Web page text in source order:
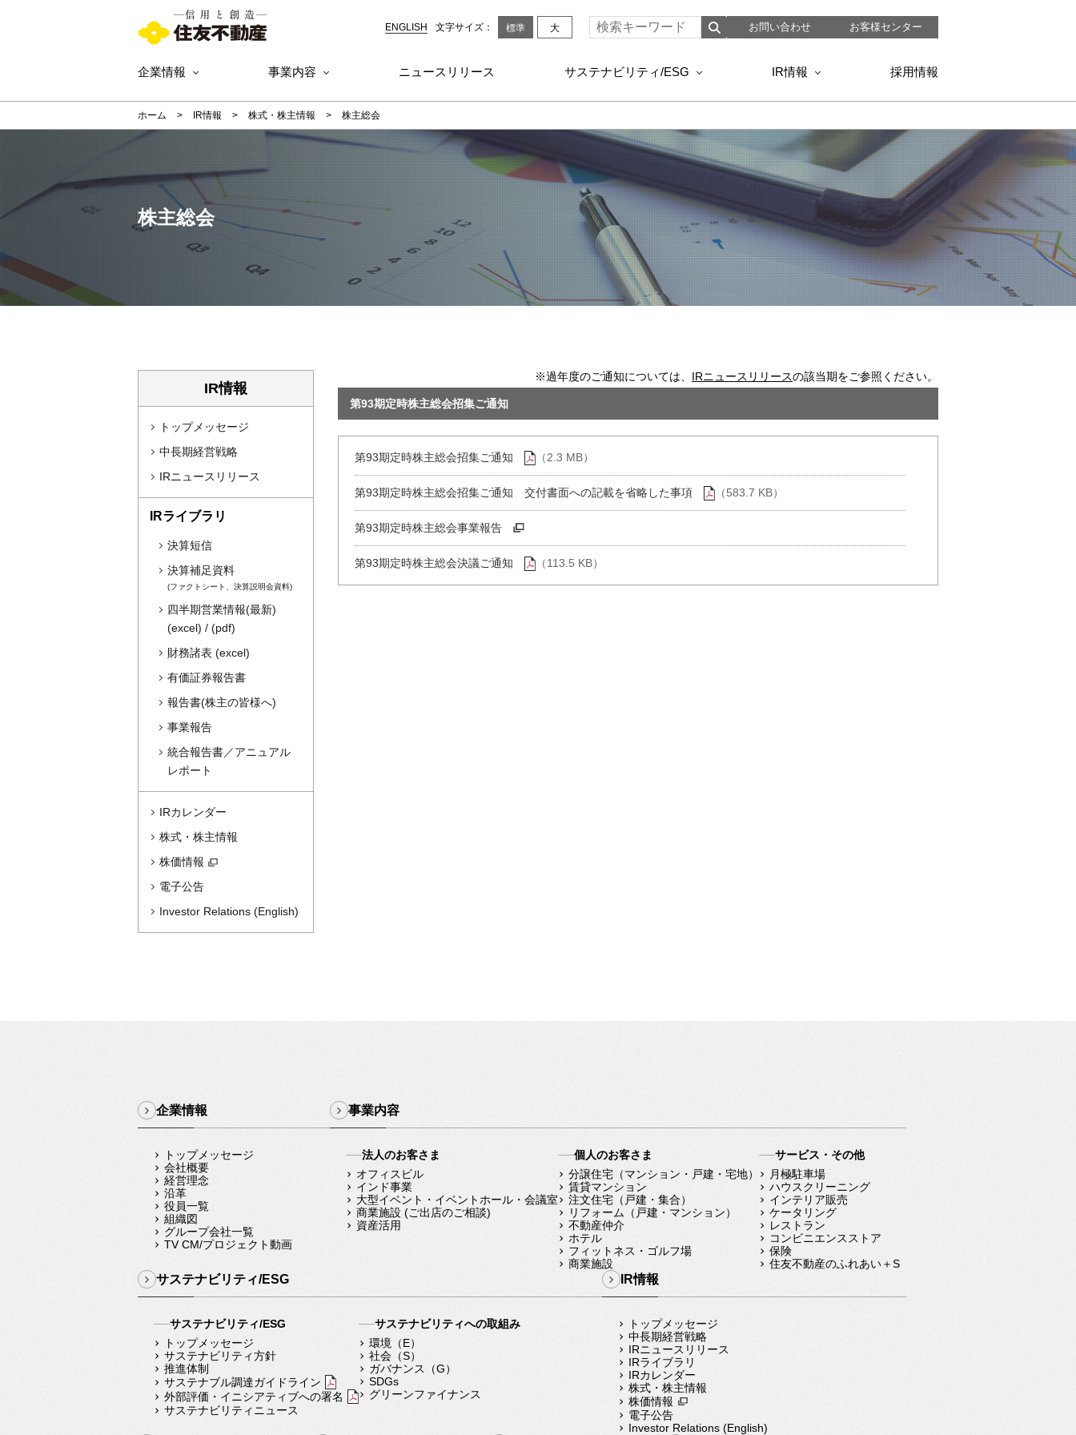
ENGLISH 文字サイズ： 標準 大 お問い合わせ お客様センター
企業情報 事業内容 ニュースリリース サステナビリティ/ESG IR情報 採用情報
ホーム IR情報 株式・株主情報 株主総会
株主総会
※過年度のご通知については、 IRニュースリリースの該当期をご参照ください。
第93期定時株主総会招集ご通知
第93期定時株主総会招集ご通知 （2.3 MB）
第93期定時株主総会招集ご通知 交付書面への記載を省略した事項 （583.7 KB）
第93期定時株主総会事業報告
第93期定時株主総会決議ご通知 （113.5 KB）
IR情報
トップメッセージ
中長期経営戦略
IRニュースリリース
IRライブラリ
決算短信
決算補足資料
(ファクトシート、決算説明会資料)
四半期営業情報(最新)
(excel) / (pdf)
財務諸表 (excel)
有価証券報告書
報告書(株主の皆様へ)
事業報告
統合報告書／アニュアル
レポート
IRカレンダー
株式・株主情報
株価情報
電子公告
Investor Relations (English)
企業情報
トップメッセージ
会社概要
経営理念
沿革
役員一覧
組織図
グループ会社一覧
TV CM/プロジェクト動画
事業内容
法人のお客さま
オフィスビル
インド事業
大型イベント・イベントホール・会議室
商業施設 (ご出店のご相談)
資産活用
個人のお客さま
分譲住宅（マンション・戸建・宅地）
賃貸マンション
注文住宅（戸建・集合）
リフォーム（戸建・マンション）
不動産仲介
ホテル
フィットネス・ゴルフ場
商業施設
サービス・その他
月極駐車場
ハウスクリーニング
インテリア販売
ケータリング
レストラン
コンビニエンスストア
保険
住友不動産のふれあい＋S
サステナビリティ/ESG
サステナビリティ/ESG
トップメッセージ
サステナビリティ方針
推進体制
サステナブル調達ガイドライン
外部評価・イニシアティブへの署名
サステナビリティニュース
サステナビリティへの取組み
環境（E）
社会（S）
ガバナンス（G）
SDGs
グリーンファイナンス
IR情報
トップメッセージ
中長期経営戦略
IRニュースリリース
IRライブラリ
IRカレンダー
株式・株主情報
株価情報
電子公告
Investor Relations (English)